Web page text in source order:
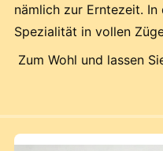
nämlich zur Erntezeit.
Spezialität in vollen
Zum Wohl und lassen